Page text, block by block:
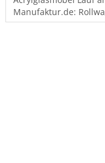
Manufaktur.de: